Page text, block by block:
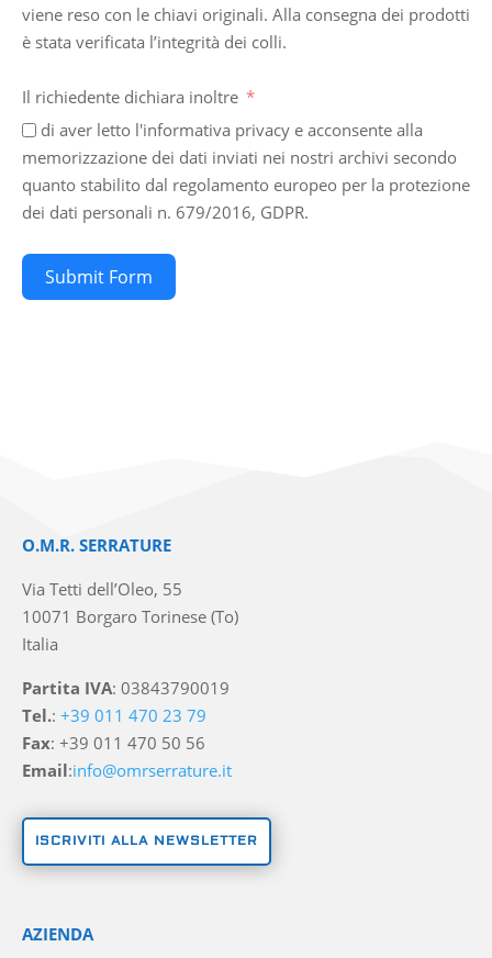
viene reso con le chiavi originali. Alla consegna dei prodotti
è stata verificata l’integrità dei colli.
Il richiedente dichiara inoltre
di aver letto l'informativa privacy e acconsente alla
memorizzazione dei dati inviati nei nostri archivi secondo
quanto stabilito dal regolamento europeo per la protezione
dei dati personali n. 679/2016, GDPR.
Submit Form
O.M.R. SERRATURE
Via Tetti dell’Oleo, 55
10071 Borgaro Torinese (To)
Italia
Partita IVA: 03843790019
Tel.:+39 011 470 23 79
Fax: +39 011 470 50 56
Email:info@omrserrature.it
ISCRIVITI ALLA NEWSLETTER
AZIENDA